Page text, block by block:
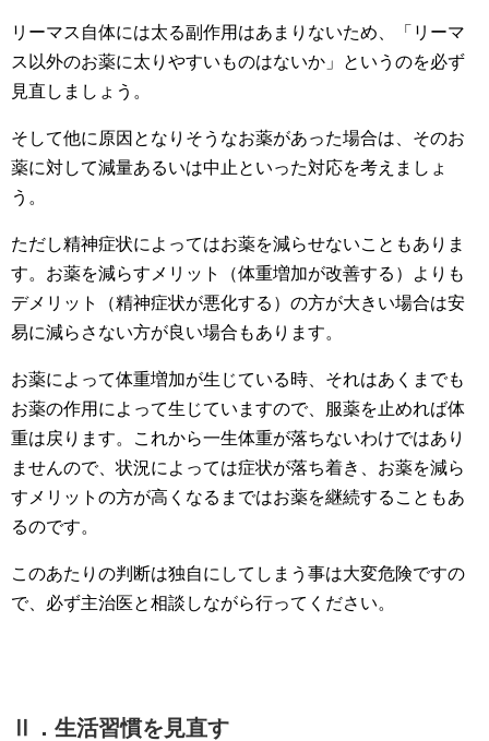
リーマス自体には太る副作用はあまりないため、「リーマ
ス以外のお薬に太りやすいものはないか」というのを必ず
見直しましょう。
そして他に原因となりそうなお薬があった場合は、そのお
薬に対して減量あるいは中止といった対応を考えましょ
う。
ただし精神症状によってはお薬を減らせないこともありま
す。お薬を減らすメリット（体重増加が改善する）よりも
デメリット（精神症状が悪化する）の方が大きい場合は安
易に減らさない方が良い場合もあります。
お薬によって体重増加が生じている時、それはあくまでも
お薬の作用によって生じていますので、服薬を止めれば体
重は戻ります。これから一生体重が落ちないわけではあり
ませんので、状況によっては症状が落ち着き、お薬を減ら
すメリットの方が高くなるまではお薬を継続することもあ
るのです。
このあたりの判断は独自にしてしまう事は大変危険ですの
で、必ず主治医と相談しながら行ってください。
Ⅱ．生活習慣を見直す